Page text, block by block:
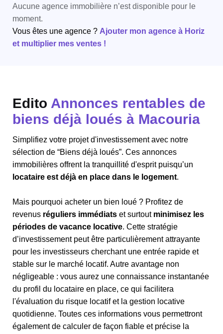
Aucune agence immobilière n’est disponible pour le
moment.
Vous êtes une agence ? Ajouter mon agence à Horiz
et multiplier mes ventes !
Edito Annonces rentables de
biens déjà loués à Macouria
Simplifiez votre projet d'investissement avec notre
sélection de “Biens déjà loués”. Ces annonces
immobilières offrent la tranquillité d'esprit puisqu’un
locataire est déjà en place dans le logement.
Mais pourquoi acheter un bien loué ? Profitez de
revenus réguliers immédiats et surtout minimisez les
périodes de vacance locative. Cette stratégie
d’investissement peut être particulièrement attrayante
pour les investisseurs cherchant une entrée rapide et
stable sur le marché locatif. Autre avantage non
négligeable : vous aurez une connaissance instantanée
du profil du locataire en place, ce qui facilitera
l'évaluation du risque locatif et la gestion locative
quotidienne. Toutes ces informations vous permettront
également de calculer de façon fiable et précise la